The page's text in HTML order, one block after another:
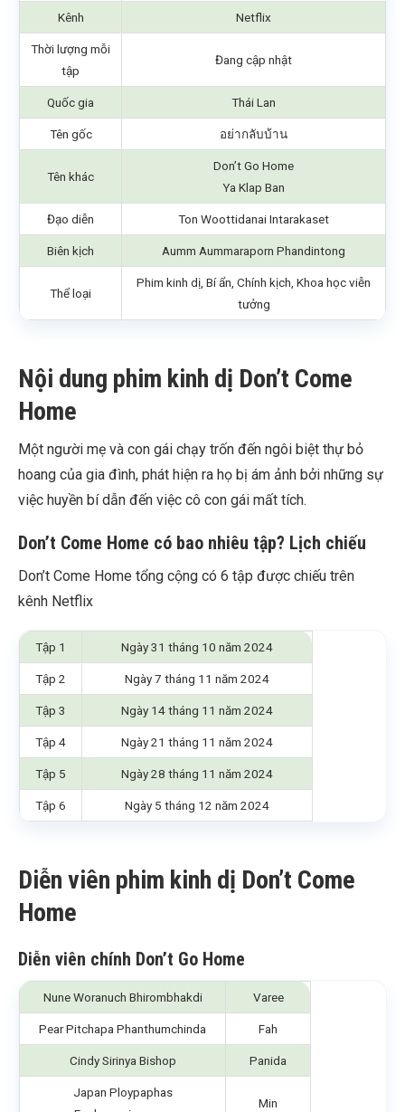
Kênh Netflix
Thời lượng mỗi
tập
Đang cập nhật
Quốc gia Thái Lan
Tên gốc อย่ากลับบ้าน
Tên khác
Don’t Go Home
Ya Klap Ban
Đạo diễn Ton Woottidanai Intarakaset
Biên kịch Aumm Aummaraporn Phandintong
Thể loại
Phim kinh dị, Bí ẩn, Chính kịch, Khoa học viễn
tưởng
Nội dung phim kinh dị Don’t Come
Home
Một người mẹ và con gái chạy trốn đến ngôi biệt thự bỏ
hoang của gia đình, phát hiện ra họ bị ám ảnh bởi những sự
việc huyền bí dẫn đến việc cô con gái mất tích.
Don’t Come Home có bao nhiêu tập? Lịch chiếu
Don’t Come Home tổng cộng có 6 tập được chiếu trên
kênh Netflix
Tập 1 Ngày 31 tháng 10 năm 2024
Tập 2 Ngày 7 tháng 11 năm 2024
Tập 3 Ngày 14 tháng 11 năm 2024
Tập 4 Ngày 21 tháng 11 năm 2024
Tập 5 Ngày 28 tháng 11 năm 2024
Tập 6 Ngày 5 tháng 12 năm 2024
Diễn viên phim kinh dị Don’t Come
Home
Diễn viên chính Don’t Go Home
Nune Woranuch Bhirombhakdi Varee
Pear Pitchapa Phanthumchinda Fah
Cindy Sirinya Bishop Panida
Japan Ploypaphas
Min